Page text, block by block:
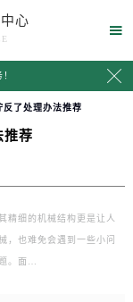
心


了处理办法推荐
推荐
精细的机械结构更是让人
，也难免会遇到一些小问
。面…